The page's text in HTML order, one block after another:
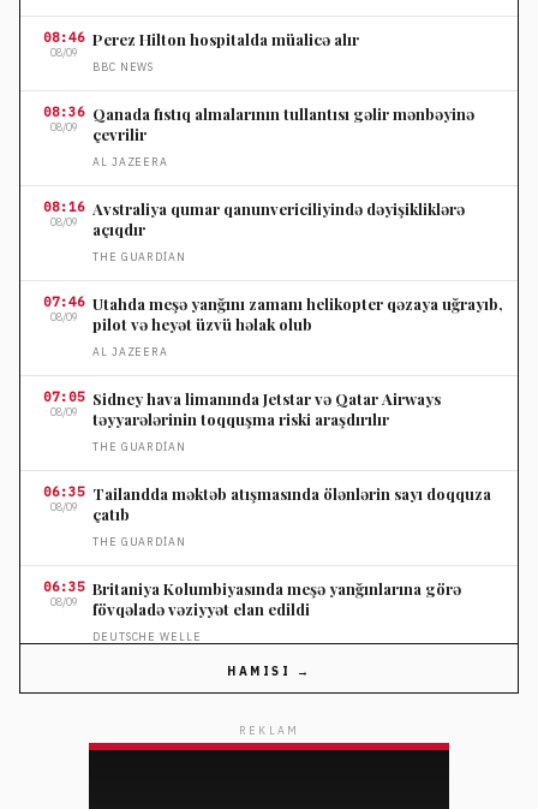
08:46
08/09
Perez Hilton hospitalda müalicə alır
BBC NEWS
08:36
08/09
Qanada fıstıq almalarının tullantısı gəlir mənbəyinə
çevrilir
AL JAZEERA
08:16
08/09
Avstraliya qumar qanunvericiliyində dəyişikliklərə
açıqdır
THE GUARDIAN
07:46
08/09
Utahda meşə yanğını zamanı helikopter qəzaya uğrayıb,
pilot və heyət üzvü həlak olub
AL JAZEERA
07:05
08/09
Sidney hava limanında Jetstar və Qatar Airways
təyyarələrinin toqquşma riski araşdırılır
THE GUARDIAN
06:35
08/09
Tailandda məktəb atışmasında ölənlərin sayı doqquza
çatıb
THE GUARDIAN
06:35
08/09
Britaniya Kolumbiyasında meşə yanğınlarına görə
fövqəladə vəziyyət elan edildi
DEUTSCHE WELLE
08/09
HAMISI →
REKLAM